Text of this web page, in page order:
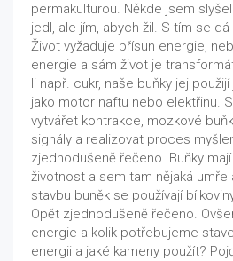
permakulturou. Někde jsem
jedl, ale jím, abych žil. S tím se
Život vyžaduje přísun energie,
energie a sám život je
li např. cukr, naše buňky jej
jako motor naftu nebo elektřinu.
vytvářet kontrakce, mozkové
signály a realizovat proces
zjednodušeně řečeno. Buňky
životnost a sem tam nějaká umře
stavbu buněk se používají
Opět zjednodušeně řečeno.
energie a kolik potřebujeme
energii a jaké kameny použít?